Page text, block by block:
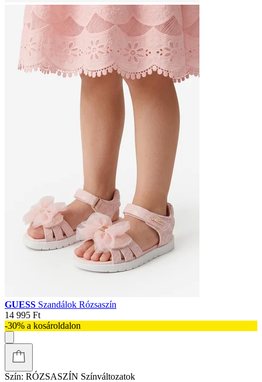
GUESS Szandálok Rózsaszín
14 995 Ft
-30% a kosároldalon
Szín: RÓZSASZÍN Színváltozatok